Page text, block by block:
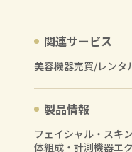
関連サービス
美容機器売買/レンタ
製品情報
フェイシャル・スキ
体組成・計測機器エ